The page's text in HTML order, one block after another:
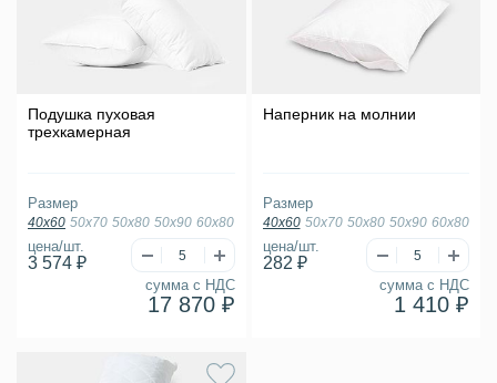
Подушка пуховая
трехкамерная
цена/шт.
3 574 ₽
сумма с НДС
17 870 ₽
Размер
40х60 50х70 50х80 50х90 60х80
Наперник на молнии
цена/шт.
282 ₽
сумма с НДС
1 410 ₽
Размер
40х60 50х70 50х80 50х90 60х80